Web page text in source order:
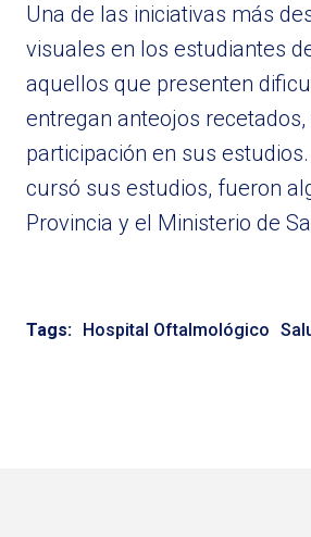
Una de las iniciativas más
visuales en los estudiantes
aquellos que presenten
entregan anteojos
participación en sus
cursó sus estudios, fueron
Provincia y el Ministerio de
Tags: Hospital Oftalmológico